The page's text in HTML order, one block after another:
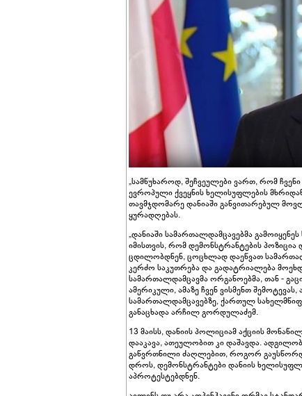
„სამწუხაროდ, შეჩვეულები ვართ, რომ
ევროპული ქვეყნის ხელისუფლების
თავმჯდომარე დანიაში განვითარებულ
ყურადღებას.
„დანიაში სამართალდამცავებმა
იმისთვის, რომ დემონსტრანტების
ცდილობდნენ, ცოცხლად დაეწვათ
კერძო საკუთრება და გადატრიალება
სამართალდამცავმა ორგანოებმა, თან -
ამერიკული, ამაზე ჩვენ ვისმენთ
სამართალდამცავებზე, ქართულ
განაცხადა არჩილ გორდულაძემ.
13 მაისს, დანიის პოლიციამ აქციის
დააკავა, ათეულობით კი დაშავდა.
გაწვრთნილი ძაღლებით, როგორ
დროს, დემონსტრანტები დანიის
აპროტესტებდნენ.